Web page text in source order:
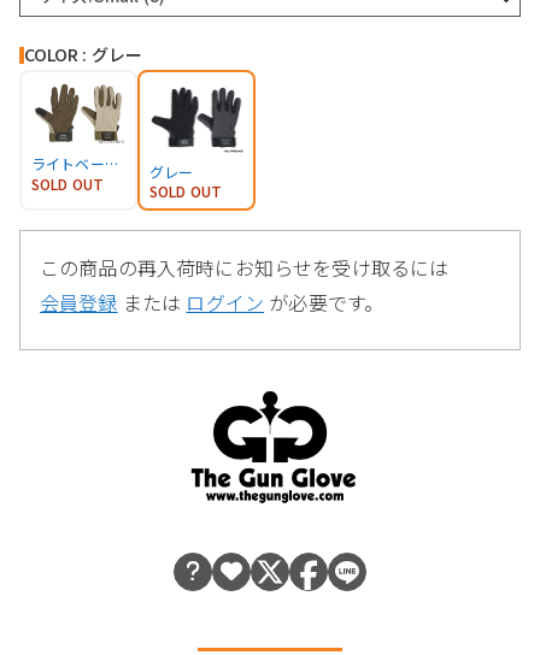
COLOR : グレー
ライトベージュ
SOLD OUT
グレー
SOLD OUT
この商品の再入荷時にお知らせを受け取るには
会員登録 または ログイン が必要です。